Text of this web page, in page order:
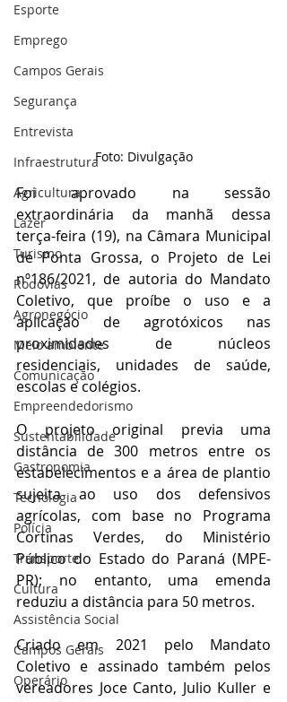
Esporte
Emprego
Campos Gerais
Segurança
Entrevista
Infraestrutura
Agricultura
Lazer
Turismo
Rodovias
Agronegócio
Meio ambiente
Comunicação
Empreendedorismo
Sustentabilidade
Gastronomia
Tecnologia
Polícia
Transporte
Cultura
Assistência Social
Campos Gerais
Operário
Foto: Divulgação
Foi aprovado na sessão
extraordinária da manhã dessa
terça-feira (19), na Câmara Municipal
de Ponta Grossa, o Projeto de Lei
nº186/2021, de autoria do Mandato
Coletivo, que proíbe o uso e a
aplicação de agrotóxicos nas
proximidades de núcleos
residenciais, unidades de saúde,
escolas e colégios.
O projeto original previa uma
distância de 300 metros entre os
estabelecimentos e a área de plantio
sujeita ao uso dos defensivos
agrícolas, com base no Programa
Cortinas Verdes, do Ministério
Público do Estado do Paraná (MPE-
PR); no entanto, uma emenda
reduziu a distância para 50 metros.
Criado em 2021 pelo Mandato
Coletivo e assinado também pelos
vereadores Joce Canto, Julio Kuller e